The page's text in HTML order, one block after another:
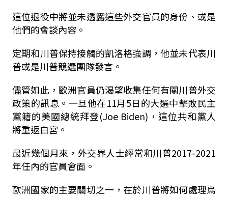
這位退役中將並未透露這些外交官員的身份、或是
他們的會談內容。
定期和川普保持接觸的凱洛格強調，他並未代表川
普或是川普競選團隊發言。
儘管如此，歐洲官員仍渴望收集任何有關川普外交
政策的訊息。一旦他在11月5日的大選中擊敗民主
黨籍的美國總統拜登(Joe Biden)，這位共和黨人
將重返白宮。
最近幾個月來，外交界人士經常和川普2017-2021
年任內的官員會面。
歐洲國家的主要關切之一，在於川普將如何處理烏